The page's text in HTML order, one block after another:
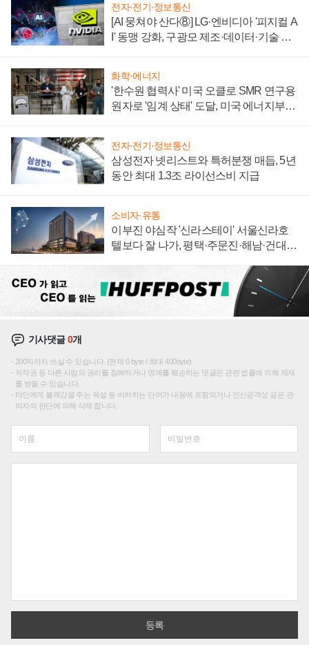
전자·전기·정보통신
[AI 뭉쳐야 산다⑧] LG·엔비디아 '피지컬 A
I' 동맹 강화, 구광모 제조·데이터·기술 결
화학·에너지
'한수원 협력사' 미국 오클로 SMR 연구용
원자로 '임계 상태' 도달, 미국 에너지부
전자·전기·정보통신
삼성전자 넷리스트와 특허분쟁 매듭, 5년
동안 최대 1.3조 라이선스비 지급
소비자·유통
이부진 야심작 '신라스테이' 서울신라호
텔보다 잘 나가, 평택·주문진·해남·건대로
기사댓글0개
200자까지 쓰실 수 있습니다. (현재 0 byte / 최대 400byte)
저작권 등 다른 사람의 권리를 침해하거나 명예를 훼손하는 댓글은 관련 법률에 의해 제재
를 받을 수 있습니다.
타인에게 불쾌감을 주는 욕설 등 비하하는 단어가 내용에 포함되거나 인신공격성 글은 관
리자의 판단에 의해 삭제 합니다.